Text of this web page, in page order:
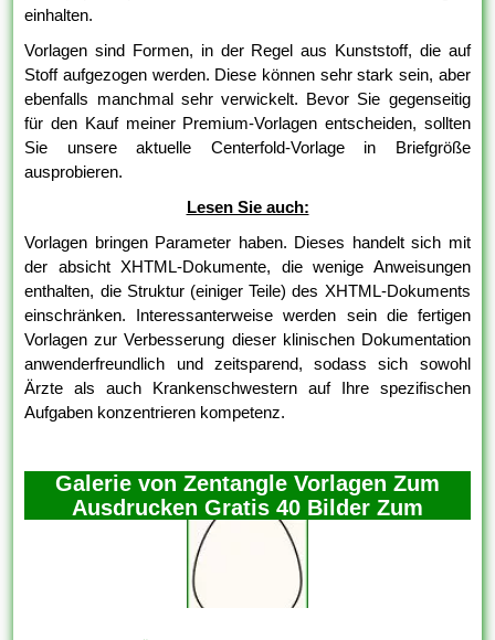
einhalten.
Vorlagen sind Formen, in der Regel aus Kunststoff, die auf
Stoff aufgezogen werden. Diese können sehr stark sein, aber
ebenfalls manchmal sehr verwickelt. Bevor Sie gegenseitig
für den Kauf meiner Premium-Vorlagen entscheiden, sollten
Sie unsere aktuelle Centerfold-Vorlage in Briefgröße
ausprobieren.
Lesen Sie auch:
Vorlagen bringen Parameter haben. Dieses handelt sich mit
der absicht XHTML-Dokumente, die wenige Anweisungen
enthalten, die Struktur (einiger Teile) des XHTML-Dokuments
einschränken. Interessanterweise werden sein die fertigen
Vorlagen zur Verbesserung dieser klinischen Dokumentation
anwenderfreundlich und zeitsparend, sodass sich sowohl
Ärzte als auch Krankenschwestern auf Ihre spezifischen
Aufgaben konzentrieren kompetenz.
Galerie von Zentangle Vorlagen Zum
Ausdrucken Gratis 40 Bilder Zum